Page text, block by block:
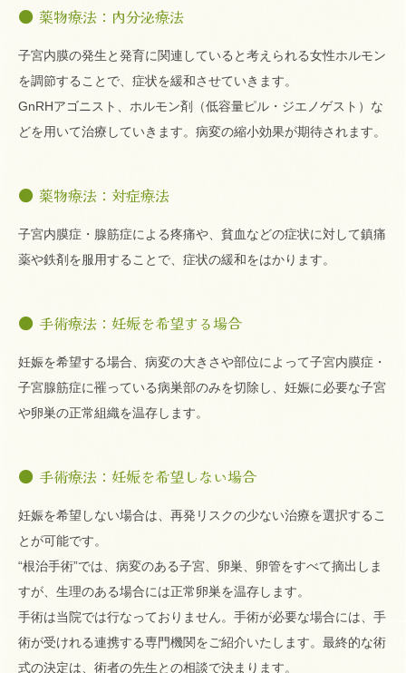
薬物療法：内分泌療法
子宮内膜の発生と発育に関連していると考えられる女性ホルモン
を調節することで、症状を緩和させていきます。
GnRHアゴニスト、ホルモン剤（低容量ピル・ジエノゲスト）な
どを用いて治療していきます。病変の縮小効果が期待されます。
薬物療法：対症療法
子宮内膜症・腺筋症による疼痛や、貧血などの症状に対して鎮痛
薬や鉄剤を服用することで、症状の緩和をはかります。
手術療法：妊娠を希望する場合
妊娠を希望する場合、病変の大きさや部位によって子宮内膜症・
子宮腺筋症に罹っている病巣部のみを切除し、妊娠に必要な子宮
や卵巣の正常組織を温存します。
手術療法：妊娠を希望しない場合
妊娠を希望しない場合は、再発リスクの少ない治療を選択するこ
とが可能です。
“根治手術”では、病変のある子宮、卵巣、卵管をすべて摘出しま
すが、生理のある場合には正常卵巣を温存します。
手術は当院では行なっておりません。手術が必要な場合には、手
術が受けれる連携する専門機関をご紹介いたします。最終的な術
式の決定は、術者の先生との相談で決まります。